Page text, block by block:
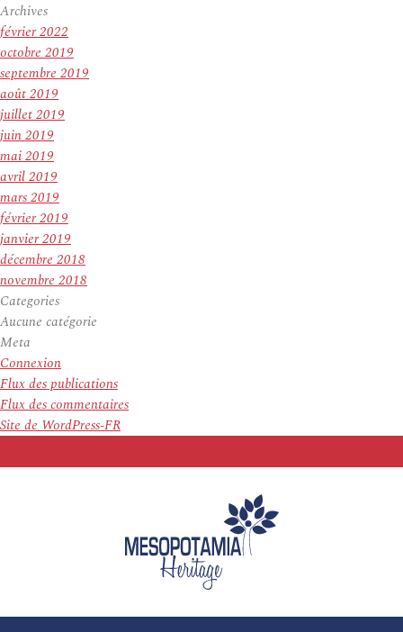
Archives
février 2022
octobre 2019
septembre 2019
août 2019
juillet 2019
juin 2019
mai 2019
avril 2019
mars 2019
février 2019
janvier 2019
décembre 2018
novembre 2018
Categories
Aucune catégorie
Meta
Connexion
Flux des publications
Flux des commentaires
Site de WordPress-FR